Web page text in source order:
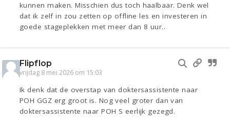
kunnen maken. Misschien dus toch haalbaar. Denk wel
dat ik zelf in zou zetten op offline les en investeren in
goede stageplekken met meer dan 8 uur..
Flipflop
vrijdag 8 mei 2026 om 15:03
Ik denk dat de overstap van doktersassistente naar
POH GGZ erg groot is. Nog veel groter dan van
doktersassistente naar POH S eerlijk gezegd.